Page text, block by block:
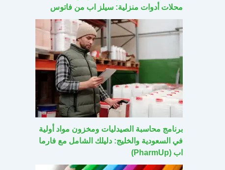
محلات أدوات منزلية: سيلز اب من فاتوس
برنامج محاسبة الصيدليات ومخزون مواد أولية
في السعودية والخليج: دليلك الشامل مع فارما
اب (PharmUp)